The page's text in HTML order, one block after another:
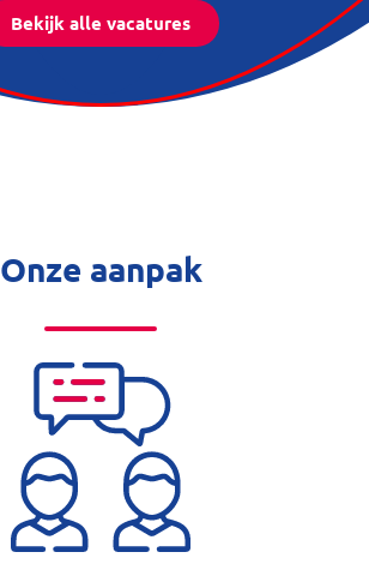
Bekijk alle vacatures
Onze aanpak